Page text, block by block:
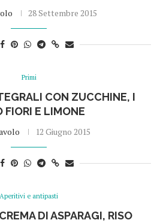
28 Settembre 2015
Primi
CON ZUCCHINE, I
FIORI E LIMONE
12 Giugno 2015
Aperitivi e antipasti
DI ASPARAGI, RISO